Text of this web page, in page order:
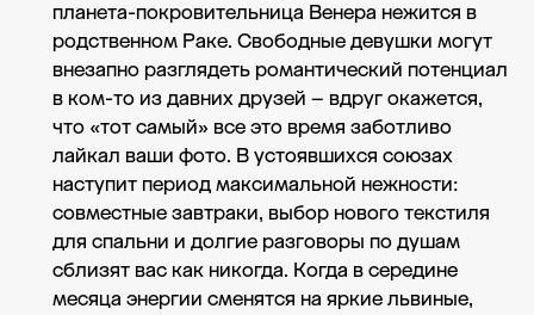
планета-покровительница Венера нежится в
родственном Раке. Свободные девушки могут
внезапно разглядеть романтический потенциал
в ком-то из давних друзей – вдруг окажется,
что «тот самый» все это время заботливо
лайкал ваши фото. В устоявшихся союзах
наступит период максимальной нежности:
совместные завтраки, выбор нового текстиля
для спальни и долгие разговоры по душам
сблизят вас как никогда. Когда в середине
месяца энергии сменятся на яркие львиные,